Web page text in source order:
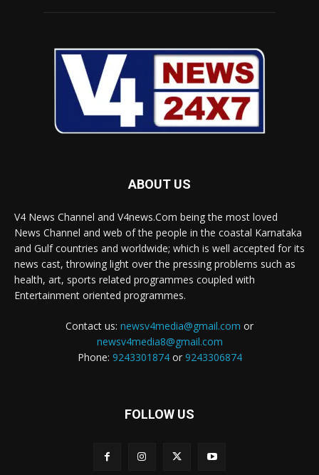
ABOUT US
V4 News Channel and V4news.Com being the most loved
News Channel and web of the people in the coastal Karnataka
and Gulf countries and worldwide; which is well accepted for its
news cast, throwing light over the pressing problems such as
health, art, sports related programmes coupled with
Entertainment oriented programmes.
Contact us: newsv4media@gmail.com or
newsv4media8@gmail.com
Phone: 9243301874or 9243306874
FOLLOW US